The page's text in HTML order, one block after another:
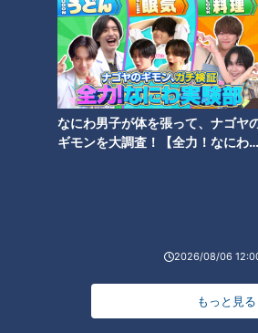
なにわ男子が体を張って、ナゴヤ
ギモンを大調査！【全力！なにわ実
2026/08/06
もっと見る
ドラゴンズ村松開人「悔しい以
外何もない」開幕スタメン落ち
から冷静な奮起で正遊撃候補へ
さらな
ラッガ
ンクス
投球スタイルを培った行動力
入団直